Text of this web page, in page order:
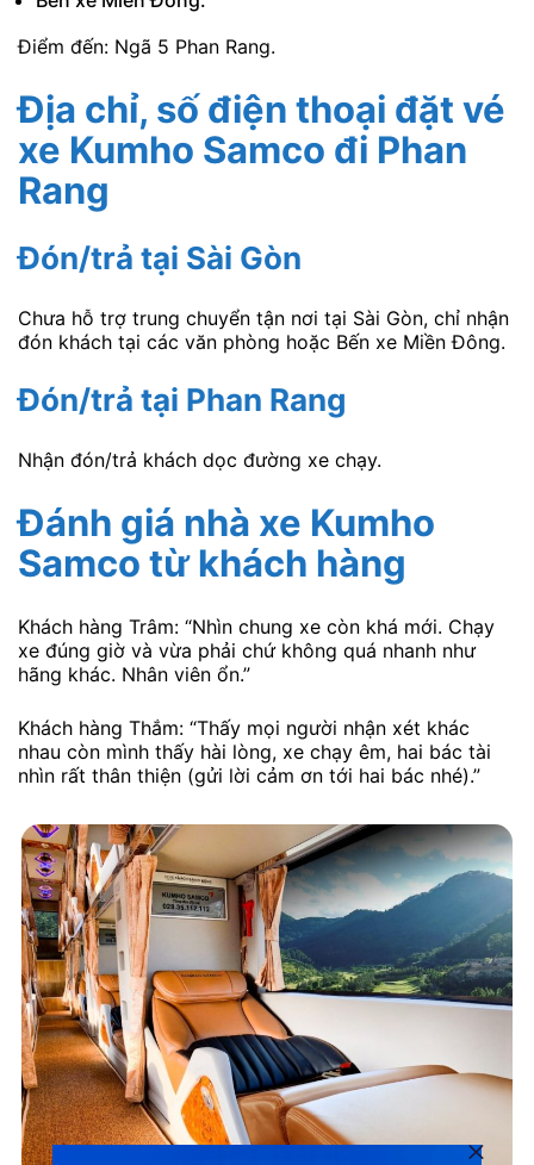
Điểm đến: Ngã 5 Phan Rang.
Địa chỉ, số điện thoại đặt vé
xe Kumho Samco đi Phan
Rang
Đón/trả tại Sài Gòn
Chưa hỗ trợ trung chuyển tận nơi tại Sài Gòn, chỉ nhận
đón khách tại các văn phòng hoặc Bến xe Miền Đông.
Đón/trả tại Phan Rang
Nhận đón/trả khách dọc đường xe chạy.
Đánh giá nhà xe Kumho
Samco từ khách hàng
Khách hàng Trâm: “Nhìn chung xe còn khá mới. Chạy
xe đúng giờ và vừa phải chứ không quá nhanh như
hãng khác. Nhân viên ổn.”
Khách hàng Thắm: “Thấy mọi người nhận xét khác
nhau còn mình thấy hài lòng, xe chạy êm, hai bác tài
nhìn rất thân thiện (gửi lời cảm ơn tới hai bác nhé).”